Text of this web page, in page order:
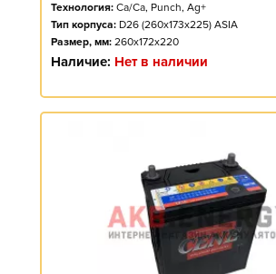
Технология: Ca/Ca, Punch, Ag+
Тип корпуса: D26 (260x173x225) ASIA
Размер, мм: 260x172x220
Наличие: Нет в наличии